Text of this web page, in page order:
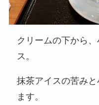
クリームの下から
ス。
抹茶アイスの苦み
ます。